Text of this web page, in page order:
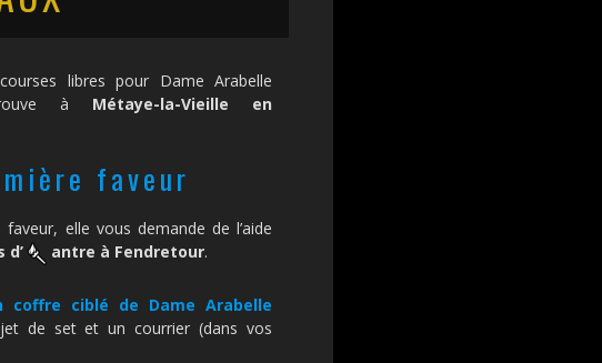
libres pour Dame Arabelle
à Métaye-la-Vieille en
faveur
elle vous demande de l’aide
d’ antre à Fendretour.
coffre ciblé de Dame Arabelle
de set et un courrier (dans vos